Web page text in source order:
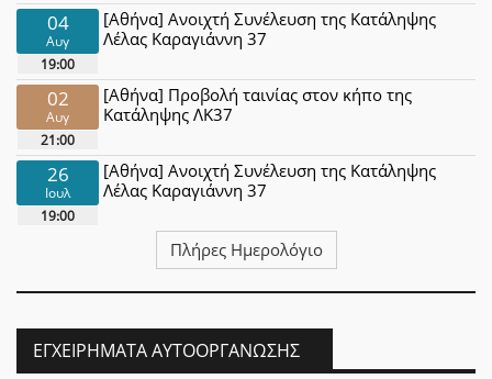
04
Αυγ
19:00
[Αθήνα] Ανοιχτή Συνέλευση της Κατάληψης
Λέλας Καραγιάννη 37
02
Αυγ
21:00
[Αθήνα] Προβολή ταινίας στον κήπο της
Κατάληψης ΛΚ37
26
Ιουλ
19:00
[Αθήνα] Ανοιχτή Συνέλευση της Κατάληψης
Λέλας Καραγιάννη 37
Πλήρες Ημερολόγιο
ΕΓΧΕΙΡΉΜΑΤΑ ΑΥΤΟΟΡΓΆΝΩΣΗΣ